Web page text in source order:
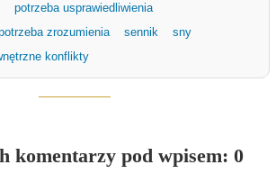
potrzeba usprawiedliwienia
zrozumienia sennik
sny
konflikty
komentarzy pod wpisem: 0